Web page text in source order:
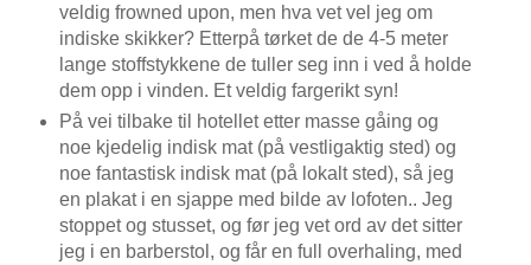
veldig frowned upon, men hva vet vel jeg om
indiske skikker? Etterpå tørket de de 4-5 meter
lange stoffstykkene de tuller seg inn i ved å holde
dem opp i vinden. Et veldig fargerikt syn!
På vei tilbake til hotellet etter masse gåing og
noe kjedelig indisk mat (på vestligaktig sted) og
noe fantastisk indisk mat (på lokalt sted), så jeg
en plakat i en sjappe med bilde av lofoten.. Jeg
stoppet og stusset, og før jeg vet ord av det sitter
jeg i en barberstol, og får en full overhaling, med